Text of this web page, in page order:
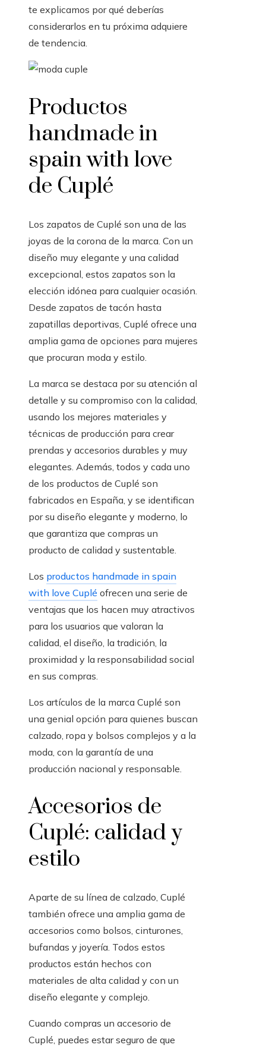
te explicamos por qué deberías
considerarlos en tu próxima adquiere
de tendencia.
Productos
handmade in
spain with love
de Cuplé
Los zapatos de Cuplé son una de las
joyas de la corona de la marca. Con un
diseño muy elegante y una calidad
excepcional, estos zapatos son la
elección idónea para cualquier ocasión.
Desde zapatos de tacón hasta
zapatillas deportivas, Cuplé ofrece una
amplia gama de opciones para mujeres
que procuran moda y estilo.
La marca se destaca por su atención al
detalle y su compromiso con la calidad,
usando los mejores materiales y
técnicas de producción para crear
prendas y accesorios durables y muy
elegantes. Además, todos y cada uno
de los productos de Cuplé son
fabricados en España, y se identifican
por su diseño elegante y moderno, lo
que garantiza que compras un
producto de calidad y sustentable.
Los productos handmade in spain
with love Cuplé ofrecen una serie de
ventajas que los hacen muy atractivos
para los usuarios que valoran la
calidad, el diseño, la tradición, la
proximidad y la responsabilidad social
en sus compras.
Los artículos de la marca Cuplé son
una genial opción para quienes buscan
calzado, ropa y bolsos complejos y a la
moda, con la garantía de una
producción nacional y responsable.
Accesorios de
Cuplé: calidad y
estilo
Aparte de su línea de calzado, Cuplé
también ofrece una amplia gama de
accesorios como bolsos, cinturones,
bufandas y joyería. Todos estos
productos están hechos con
materiales de alta calidad y con un
diseño elegante y complejo.
Cuando compras un accesorio de
Cuplé, puedes estar seguro de que